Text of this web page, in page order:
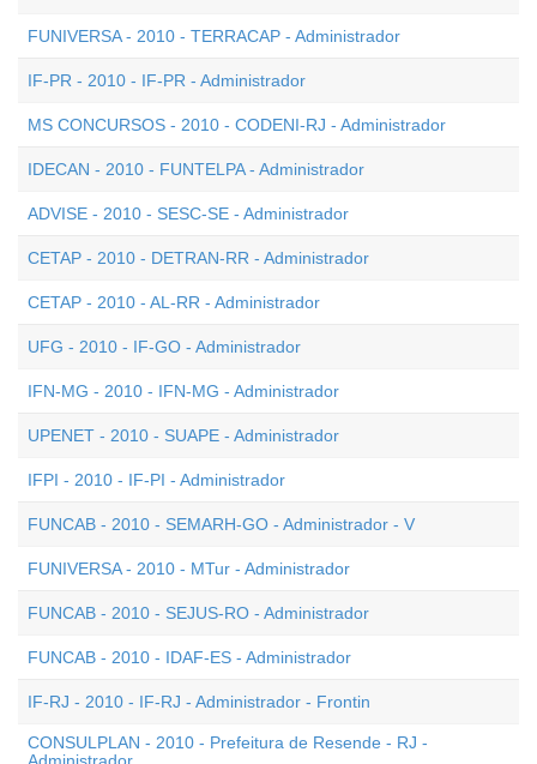
FUNIVERSA - 2010 - TERRACAP - Administrador
IF-PR - 2010 - IF-PR - Administrador
MS CONCURSOS - 2010 - CODENI-RJ - Administrador
IDECAN - 2010 - FUNTELPA - Administrador
ADVISE - 2010 - SESC-SE - Administrador
CETAP - 2010 - DETRAN-RR - Administrador
CETAP - 2010 - AL-RR - Administrador
UFG - 2010 - IF-GO - Administrador
IFN-MG - 2010 - IFN-MG - Administrador
UPENET - 2010 - SUAPE - Administrador
IFPI - 2010 - IF-PI - Administrador
FUNCAB - 2010 - SEMARH-GO - Administrador - V
FUNIVERSA - 2010 - MTur - Administrador
FUNCAB - 2010 - SEJUS-RO - Administrador
FUNCAB - 2010 - IDAF-ES - Administrador
IF-RJ - 2010 - IF-RJ - Administrador - Frontin
CONSULPLAN - 2010 - Prefeitura de Resende - RJ -